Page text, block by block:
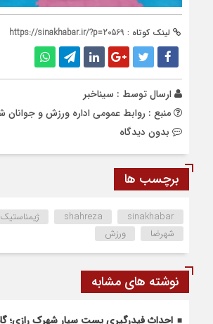
لینک کوتاه : https://sinakhabar.ir/?p=20569
ارسال توسط : سیناخبر
منبع : روابط عمومی اداره ورزش و
بدون دیدگاه
برچسب ها
shahreza sinakhabar ژیمناستیک
شهرضا
ورزش
نوشته های مشابه
احداث فیدرگیری پست سیار شهرک رازی؛